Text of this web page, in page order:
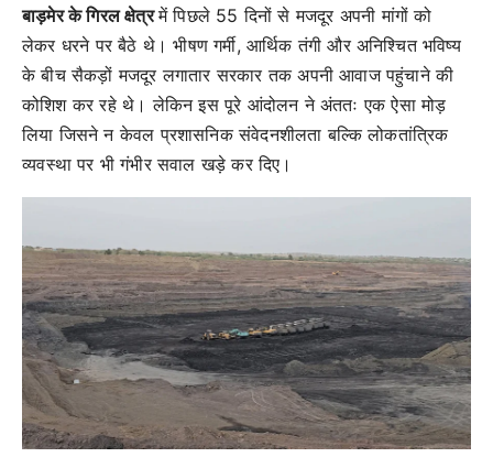
बाड़मेर के गिरल क्षेत्रमें पिछले 55 दिनों से मजदूर अपनी मांगों को
लेकर धरने पर बैठे थे। भीषण गर्मी, आर्थिक तंगी और अनिश्चित भविष्य
के बीच सैकड़ों मजदूर लगातार सरकार तक अपनी आवाज पहुंचाने की
कोशिश कर रहे थे। लेकिन इस पूरे आंदोलन ने अंततः एक ऐसा मोड़
लिया जिसने न केवल प्रशासनिक संवेदनशीलता बल्कि लोकतांत्रिक
व्यवस्था पर भी गंभीर सवाल खड़े कर दिए।